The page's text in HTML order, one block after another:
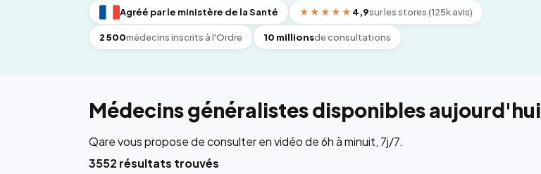
Agréé par le ministère de la Santé ★★★★★ 4,9sur les stores (125k avis)
2 500médecins inscrits à l'Ordre 10 millionsde consultations
Médecins généralistes disponibles aujourd'hui
Qare vous propose de consulter en vidéo de 6h à minuit, 7j/7.
3552 résultats trouvés